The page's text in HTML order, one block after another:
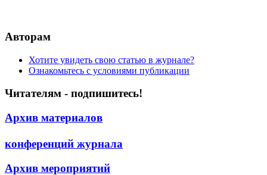
Авторам
Хотите увидеть свою статью в журнале?
Ознакомьтесь с условиями публикации
Читателям - подпишитесь!
Архив материалов
конференций журнала
Архив мероприятий